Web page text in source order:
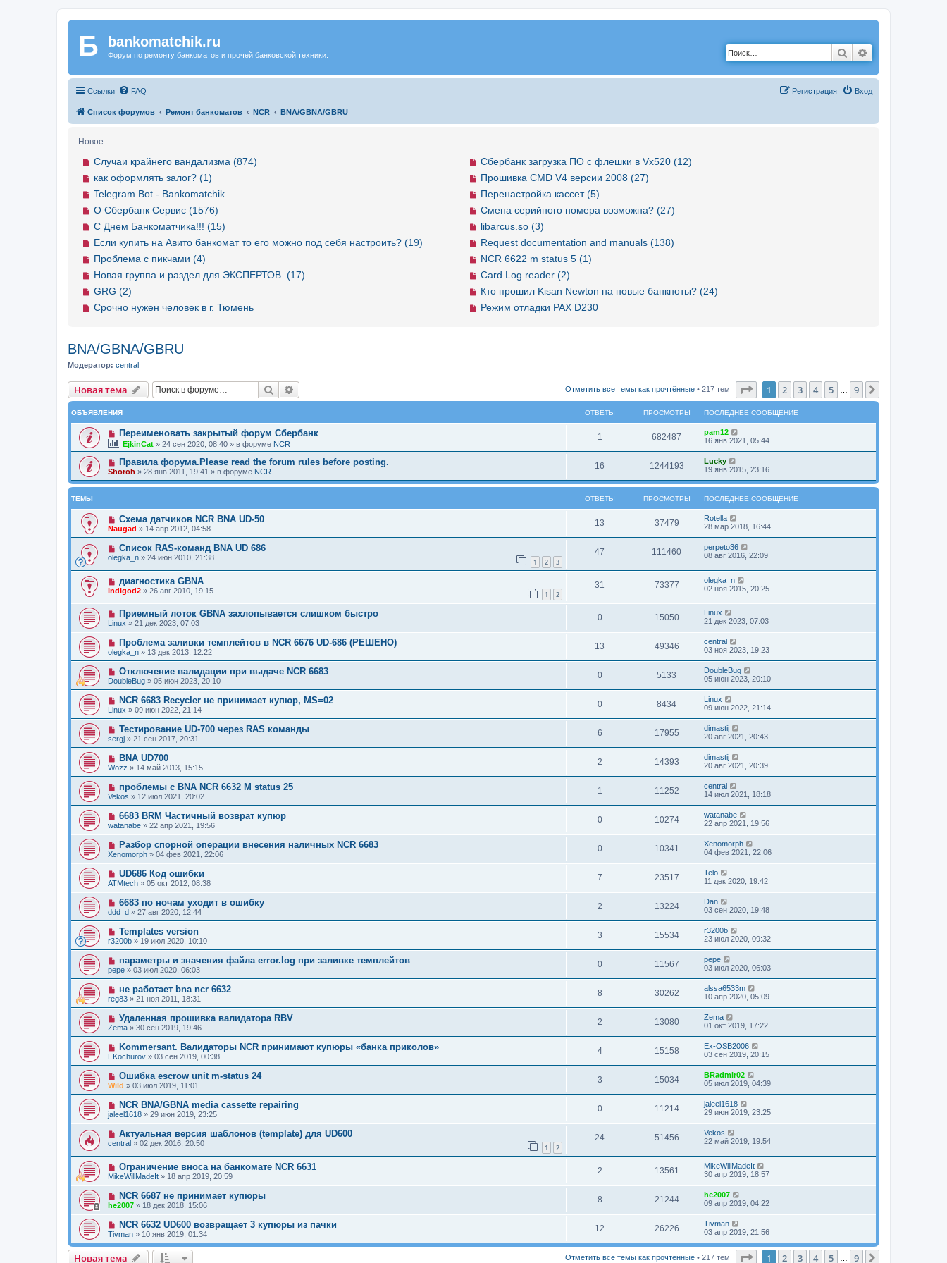
Регистрация
Б bankomatchik.ru
Форум по ремонту банкоматов и прочей банковской техники. Поиск
Ссылки FAQ Вход
Регистрация
Список форумов Ремонт банкоматов NCR BNA/GBNA/GBRU
Новое
Сбербанк загрузка ПО с флешки в Vx520 (12)
Прошивка CMD V4 версии 2008 (27)
Перенастройка кассет (5)
Смена серийного номера возможна? (27)
libarcus.so (3)
Request documentation and manuals (138)
NCR 6622 m status 5 (1)
Card Log reader (2)
Кто прошил Kisan Newton на новые банкноты? (24)
Режим отладки PAX D230
Случаи крайнего вандализма (874)
как оформлять залог? (1)
Telegram Bot - Bankomatchik
О Сбербанк Сервис (1576)
С Днем Банкоматчика!!! (15)
Если купить на Авито банкомат то его можно под себя настроить? (19)
Проблема с пикчами (4)
Новая группа и раздел для ЭКСПЕРТОВ. (17)
GRG (2)
Срочно нужен человек в г. Тюмень
BNA/GBNA/GBRU
Модератор: central
Новая тема
Новаятема Поиск Отметить все темы как прочтённые • 217 тем Страница1 из
1 2 3 4 5 9
ОБЪЯВЛЕНИЯ ОТВЕТЫ ПРОСМОТРЫ ПОСЛЕДНЕЕ СООБЩЕНИЕ
Переименовать закрытый форум Сбербанк
EjkinCat » 24 сен 2020, 08:40 » в форуме NCR
1 682487
pam12
16 янв 2021, 05:44
Правила форума.Please read the forum rules before posting.
Shoroh » 28 янв 2011, 19:41 » в форуме NCR
16 1244193
Lucky
19 янв 2015, 23:16
ТЕМЫ ОТВЕТЫ ПРОСМОТРЫ ПОСЛЕДНЕЕ СООБЩЕНИЕ
Схема датчиков NCR BNA UD-50
Naugad » 14 апр 2012, 04:58
13 37479
Rotella
28 мар 2018, 16:44
Список RAS-команд BNA UD 686
olegka_n » 24 июн 2010, 21:38 1 2 3
47 111460
perpeto36
08 авг 2016, 22:09
диагностика GBNA
indigod2 » 26 авг 2010, 19:15 1 2
31 73377
olegka_n
02 ноя 2015, 20:25
Приемный лоток GBNA захлопывается слишком быстро
Linux » 21 дек 2023, 07:03
0 15050
Linux
21 дек 2023, 07:03
Проблема заливки темплейтов в NCR 6676 UD-686 (РЕШЕНО)
olegka_n » 13 дек 2013, 12:22
13 49346
central
03 ноя 2023, 19:23
Отключение валидации при выдаче NCR 6683
DoubleBug » 05 июн 2023, 20:10
0 5133
DoubleBug
05 июн 2023, 20:10
NCR 6683 Recycler не принимает купюр, MS=02
Linux » 09 июн 2022, 21:14
0 8434
Linux
09 июн 2022, 21:14
Тестирование UD-700 через RAS команды
sergj » 21 сен 2017, 20:31
6 17955
dimastij
20 авг 2021, 20:43
BNA UD700
Wozz » 14 май 2013, 15:15
2 14393
dimastij
20 авг 2021, 20:39
проблемы с BNA NCR 6632 M status 25
Vekos » 12 июл 2021, 20:02
1 11252
central
14 июл 2021, 18:18
6683 BRM Частичный возврат купюр
watanabe » 22 апр 2021, 19:56
0 10274
watanabe
22 апр 2021, 19:56
Разбор спорной операции внесения наличных NCR 6683
Xenomorph » 04 фев 2021, 22:06
0 10341
Xenomorph
04 фев 2021, 22:06
UD686 Код ошибки
ATMtech » 05 окт 2012, 08:38
7 23517
Telo
11 дек 2020, 19:42
6683 по ночам уходит в ошибку
ddd_d » 27 авг 2020, 12:44
2 13224
Dan
03 сен 2020, 19:48
Templates version
r3200b » 19 июл 2020, 10:10
3 15534
r3200b
23 июл 2020, 09:32
параметры и значения файла error.log при заливке темплейтов
pepe » 03 июл 2020, 06:03
0 11567
pepe
03 июл 2020, 06:03
не работает bna ncr 6632
reg83 » 21 ноя 2011, 18:31
8 30262
alssa6533m
10 апр 2020, 05:09
Удаленная прошивка валидатора RBV
Zema » 30 сен 2019, 19:46
2 13080
Zema
01 окт 2019, 17:22
Kommersant. Валидаторы NCR принимают купюры «банка приколов»
EKochurov » 03 сен 2019, 00:38
4 15158
Ex-OSB2006
03 сен 2019, 20:15
Ошибка escrow unit m-status 24
Wild » 03 июл 2019, 11:01
3 15034
BRadmir02
05 июл 2019, 04:39
NCR BNA/GBNA media cassette repairing
jaleel1618 » 29 июн 2019, 23:25
0 11214
jaleel1618
29 июн 2019, 23:25
Актуальная версия шаблонов (template) для UD600
central » 02 дек 2016, 20:50 1 2
24 51456
Vekos
22 май 2019, 19:54
Ограничение вноса на банкомате NCR 6631
MikeWillMadeIt » 18 апр 2019, 20:59
2 13561
MikeWillMadeIt
30 апр 2019, 18:57
NCR 6687 не принимает купюры
he2007 » 18 дек 2018, 15:06
8 21244
he2007
09 апр 2019, 04:22
NCR 6632 UD600 возвращает 3 купюры из пачки
Tivman » 10 янв 2019, 01:34
12 26226
Tivman
03 апр 2019, 21:56
Новая тема
Новаятема Отметить все темы как прочтённые • 217 тем Страница1 из
1 2 3 4 5 9